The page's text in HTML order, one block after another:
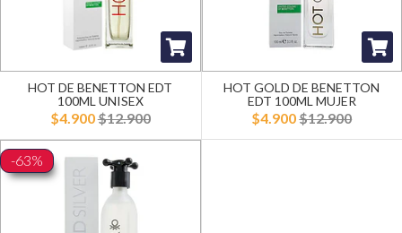
HOT DE BENETTON EDT
100ML UNISEX
$4.900$12.900
HOT GOLD DE BENETTON
EDT 100ML MUJER
$4.900$12.900
-63%